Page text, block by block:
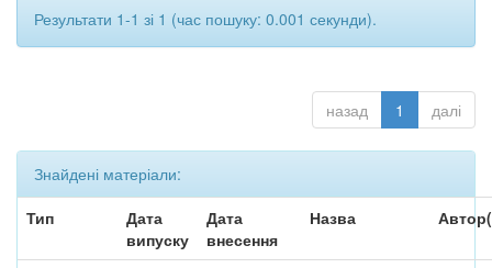
Результати 1-1 зі 1 (час пошуку: 0.001 секунди).
назад 1 далі
Знайдені матеріали:
Тип
Дата
випуску
Дата
внесення
Назва